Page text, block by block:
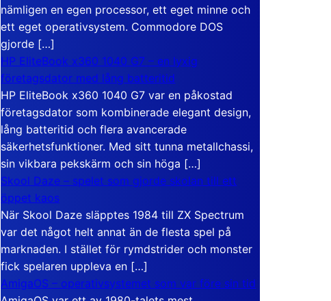
nämligen en egen processor, ett eget minne och
ett eget operativsystem. Commodore DOS
gjorde […]
HP EliteBook x360 1040 G7 – en lyxig
företagsdator med lång batteritid
HP EliteBook x360 1040 G7 var en påkostad
företagsdator som kombinerade elegant design,
lång batteritid och flera avancerade
säkerhetsfunktioner. Med sitt tunna metallchassi,
sin vikbara pekskärm och sin höga […]
Skool Daze – spelet som gjorde skolan till ett
öppet kaos
När Skool Daze släpptes 1984 till ZX Spectrum
var det något helt annat än de flesta spel på
marknaden. I stället för rymdstrider och monster
fick spelaren uppleva en […]
AmigaOS – operativsystemet som var före sin tid